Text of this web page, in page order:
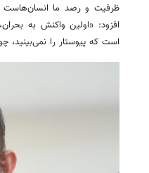
ظرفیت و رصد ما انسان‌هاست
افزود: «اولین واکنش به
است که پیوستار را نمی‌بینید،